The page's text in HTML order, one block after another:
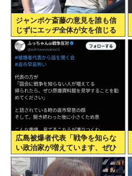
ジャンポケ斎藤の意見を誰も信
じずにエッヂ全体が女を信じる
空気感、怖すぎる
広島被爆者代表「戦争を知らな
い政治家が増えています、ぜひ
原爆資料館に見学へ」高市早苗
「はぁ…(ため息)」ジロッ